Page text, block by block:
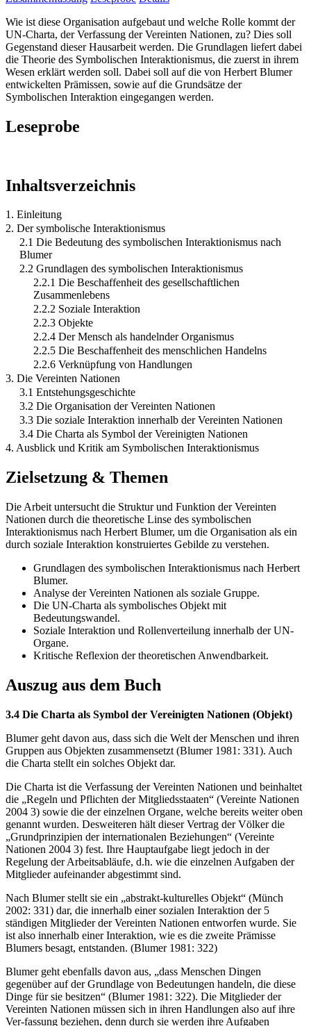
Wie ist diese Organisation aufgebaut und welche Rolle kommt der
UN-Charta, der Verfassung der Vereinten Nationen, zu? Dies soll
Gegenstand dieser Hausarbeit werden. Die Grundlagen liefert dabei
die Theorie des Symbolischen Interaktionismus, die zuerst in ihrem
Wesen erklärt werden soll. Dabei soll auf die von Herbert Blumer
entwickelten Prämissen, sowie auf die Grundsätze der
Symbolischen Interaktion eingegangen werden.
Leseprobe
Inhaltsverzeichnis
1. Einleitung
2. Der symbolische Interaktionismus
2.1 Die Bedeutung des symbolischen Interaktionismus nach
Blumer
2.2 Grundlagen des symbolischen Interaktionismus
2.2.1 Die Beschaffenheit des gesellschaftlichen
Zusammenlebens
2.2.2 Soziale Interaktion
2.2.3 Objekte
2.2.4 Der Mensch als handelnder Organismus
2.2.5 Die Beschaffenheit des menschlichen Handelns
2.2.6 Verknüpfung von Handlungen
3. Die Vereinten Nationen
3.1 Entstehungsgeschichte
3.2 Die Organisation der Vereinten Nationen
3.3 Die soziale Interaktion innerhalb der Vereinten Nationen
3.4 Die Charta als Symbol der Vereinigten Nationen
4. Ausblick und Kritik am Symbolischen Interaktionismus
Zielsetzung & Themen
Die Arbeit untersucht die Struktur und Funktion der Vereinten
Nationen durch die theoretische Linse des symbolischen
Interaktionismus nach Herbert Blumer, um die Organisation als ein
durch soziale Interaktion konstruiertes Gebilde zu verstehen.
Grundlagen des symbolischen Interaktionismus nach Herbert
Blumer.
Analyse der Vereinten Nationen als soziale Gruppe.
Die UN-Charta als symbolisches Objekt mit
Bedeutungswandel.
Soziale Interaktion und Rollenverteilung innerhalb der UN-
Organe.
Kritische Reflexion der theoretischen Anwendbarkeit.
Auszug aus dem Buch
3.4 Die Charta als Symbol der Vereinigten Nationen (Objekt)
Blumer geht davon aus, dass sich die Welt der Menschen und ihren
Gruppen aus Objekten zusammensetzt (Blumer 1981: 331). Auch
die Charta stellt ein solches Objekt dar.
Die Charta ist die Verfassung der Vereinten Nationen und beinhaltet
die „Regeln und Pflichten der Mitgliedsstaaten“ (Vereinte Nationen
2004 3) sowie die der einzelnen Organe, welche bereits weiter oben
genannt wurden. Desweiteren hält dieser Vertrag der Völker die
„Grundprinzipien der internationalen Beziehungen“ (Vereinte
Nationen 2004 3) fest. Ihre Hauptaufgabe liegt jedoch in der
Regelung der Arbeitsabläufe, d.h. wie die einzelnen Aufgaben der
Mitglieder aufeinander abgestimmt sind.
Nach Blumer stellt sie ein „abstrakt-kulturelles Objekt“ (Münch
2002: 331) dar, die innerhalb einer sozialen Interaktion der 5
ständigen Mitglieder der Vereinten Nationen entworfen wurde. Sie
ist also innerhalb einer Interaktion, wie es die zweite Prämisse
Blumers besagt, entstanden. (Blumer 1981: 322)
Blumer geht ebenfalls davon aus, „dass Menschen Dingen
gegenüber auf der Grundlage von Bedeutungen handeln, die diese
Dinge für sie besitzen“ (Blumer 1981: 322). Die Mitglieder der
Vereinten Nationen müssen sich in ihren Handlungen also auf ihre
Ver-fassung beziehen, denn durch sie werden ihre Aufgaben